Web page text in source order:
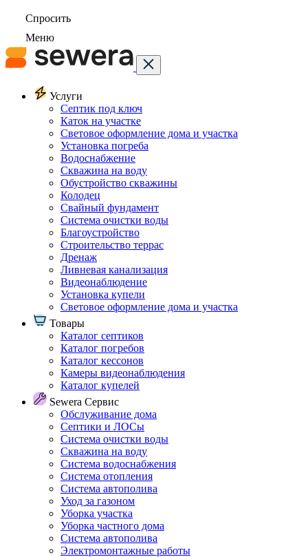
Спросить
Меню
Услуги
Септик под ключ
Каток на участке
Световое оформление дома и участка
Установка погреба
Водоснабжение
Скважина на воду
Обустройство скважины
Колодец
Свайный фундамент
Система очистки воды
Благоустройство
Строительство террас
Дренаж
Ливневая канализация
Видеонаблюдение
Установка купели
Световое оформление дома и участка
Товары
Каталог септиков
Каталог погребов
Каталог кессонов
Камеры видеонаблюдения
Каталог купелей
Sewera Сервис
Обслуживание дома
Септики и ЛОСы
Система очистки воды
Скважина на воду
Система водоснабжения
Система отопления
Система автополива
Уход за газоном
Уборка участка
Уборка частного дома
Система автополива
Электромонтажные работы